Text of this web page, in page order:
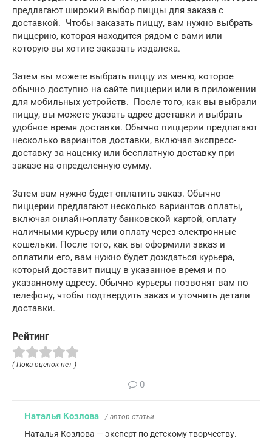
предлагают широкий выбор пиццы для заказа с
доставкой. Чтобы заказать пиццу, вам нужно выбрать
пиццерию, которая находится рядом с вами или
которую вы хотите заказать издалека.
Затем вы можете выбрать пиццу из меню, которое
обычно доступно на сайте пиццерии или в приложении
для мобильных устройств. После того, как вы выбрали
пиццу, вы можете указать адрес доставки и выбрать
удобное время доставки. Обычно пиццерии предлагают
несколько вариантов доставки, включая экспресс-
доставку за наценку или бесплатную доставку при
заказе на определенную сумму.
Затем вам нужно будет оплатить заказ. Обычно
пиццерии предлагают несколько вариантов оплаты,
включая онлайн-оплату банковской картой, оплату
наличными курьеру или оплату через электронные
кошельки. После того, как вы оформили заказ и
оплатили его, вам нужно будет дождаться курьера,
который доставит пиццу в указанное время и по
указанному адресу. Обычно курьеры позвонят вам по
телефону, чтобы подтвердить заказ и уточнить детали
доставки.
Рейтинг
( Пока оценок нет )
0
Наталья Козлова / автор статьи
Наталья Козлова — эксперт по детскому творчеству.